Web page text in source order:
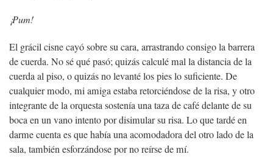
¡Pum!
El grácil cisne cayó sobre su cara, arrastrando consigo la barrera
de cuerda. No sé qué pasó; quizás calculé mal la distancia de la
cuerda al piso, o quizás no levanté los pies lo suficiente. De
cualquier modo, mi amiga estaba retorciéndose de la risa, y otro
integrante de la orquesta sostenía una taza de café delante de su
boca en un vano intento por disimular su risa. Lo que tardé en
darme cuenta es que había una acomodadora del otro lado de la
sala, también esforzándose por no reírse de mí.